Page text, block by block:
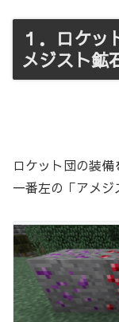
１．ロケッ
メジスト鉱
ロケット団の装備
一番左の「アメジ